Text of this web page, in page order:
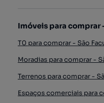
Imóveis para comprar
T0 para comprar - São
Moradias para comprar -
Terrenos para comprar -
Espaços comerciais para